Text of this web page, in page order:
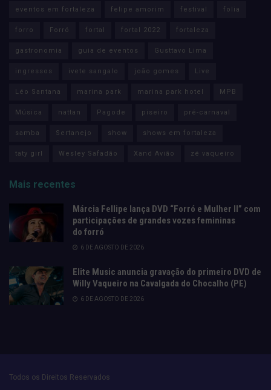
eventos em fortaleza felipe amorim festival folia
forro Forró fortal fortal 2022 fortaleza
gastronomia guia de eventos Gusttavo Lima
ingressos ivete sangalo joão gomes Live
Léo Santana marina park marina park hotel MPB
Música nattan Pagode piseiro pré-carnaval
samba Sertanejo show shows em fortaleza
taty girl Wesley Safadão Xand Avião zé vaqueiro
Mais recentes
Márcia Fellipe lança DVD “Forró e Mulher II” com
participações de grandes vozes femininas
do forró
6 DE AGOSTO DE 2026
Elite Music anuncia gravação do primeiro DVD de
Willy Vaqueiro na Cavalgada do Chocalho (PE)
6 DE AGOSTO DE 2026
Todos os Direitos Reservados